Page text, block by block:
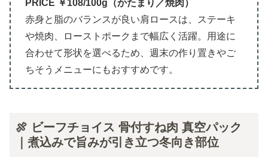
PRICE ￥108/100g（かたまり／焼肉）
赤身と脂のバランスが良い肩ロースは、ステーキ
や焼肉、ローストポークまで幅広く活躍。用途に
合わせて形状を選べるため、週末の作り置きやご
ちそうメニューにもおすすめです。
🍖 ビーフチョイス 骨付すね肉 真空パック
｜煮込みで旨みが引き立つ冬向き部位